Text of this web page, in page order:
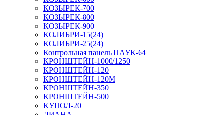
КОЗЫРЕК-700
КОЗЫРЕК-800
КОЗЫРЕК-900
КОЛИБРИ-15(24)
КОЛИБРИ-25(24)
Контрольная панель ПАУК-64
КРОНШТЕЙН-1000/1250
КРОНШТЕЙН-120
КРОНШТЕЙН-120М
КРОНШТЕЙН-350
КРОНШТЕЙН-500
КУПОЛ-20